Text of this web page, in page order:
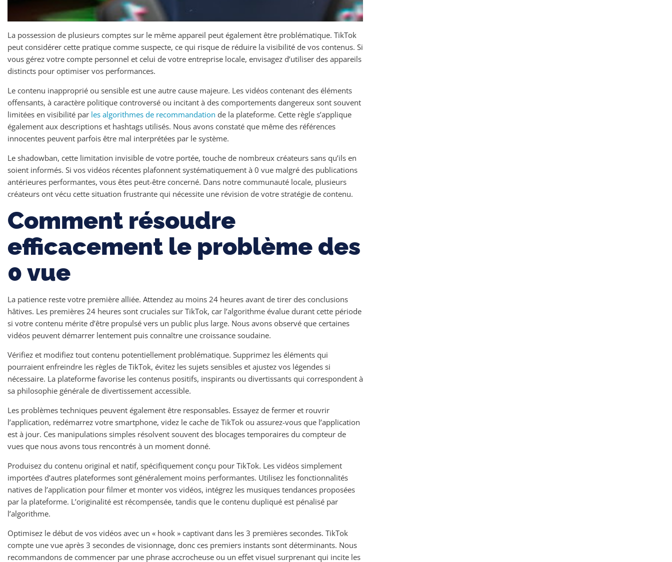
La possession de plusieurs comptes sur le même appareil peut également être problématique. TikTok
peut considérer cette pratique comme suspecte, ce qui risque de réduire la visibilité de vos contenus. Si
vous gérez votre compte personnel et celui de votre entreprise locale, envisagez d’utiliser des appareils
distincts pour optimiser vos performances.
Le contenu inapproprié ou sensible est une autre cause majeure. Les vidéos contenant des éléments
offensants, à caractère politique controversé ou incitant à des comportements dangereux sont souvent
limitées en visibilité par les algorithmes de recommandation de la plateforme. Cette règle s’applique
également aux descriptions et hashtags utilisés. Nous avons constaté que même des références
innocentes peuvent parfois être mal interprétées par le système.
Le shadowban, cette limitation invisible de votre portée, touche de nombreux créateurs sans qu’ils en
soient informés. Si vos vidéos récentes plafonnent systématiquement à 0 vue malgré des publications
antérieures performantes, vous êtes peut-être concerné. Dans notre communauté locale, plusieurs
créateurs ont vécu cette situation frustrante qui nécessite une révision de votre stratégie de contenu.
Comment résoudre
efficacement le problème des
0 vue
La patience reste votre première alliée. Attendez au moins 24 heures avant de tirer des conclusions
hâtives. Les premières 24 heures sont cruciales sur TikTok, car l’algorithme évalue durant cette période
si votre contenu mérite d’être propulsé vers un public plus large. Nous avons observé que certaines
vidéos peuvent démarrer lentement puis connaître une croissance soudaine.
Vérifiez et modifiez tout contenu potentiellement problématique. Supprimez les éléments qui
pourraient enfreindre les règles de TikTok, évitez les sujets sensibles et ajustez vos légendes si
nécessaire. La plateforme favorise les contenus positifs, inspirants ou divertissants qui correspondent à
sa philosophie générale de divertissement accessible.
Les problèmes techniques peuvent également être responsables. Essayez de fermer et rouvrir
l’application, redémarrez votre smartphone, videz le cache de TikTok ou assurez-vous que l’application
est à jour. Ces manipulations simples résolvent souvent des blocages temporaires du compteur de
vues que nous avons tous rencontrés à un moment donné.
Produisez du contenu original et natif, spécifiquement conçu pour TikTok. Les vidéos simplement
importées d’autres plateformes sont généralement moins performantes. Utilisez les fonctionnalités
natives de l’application pour filmer et monter vos vidéos, intégrez les musiques tendances proposées
par la plateforme. L’originalité est récompensée, tandis que le contenu dupliqué est pénalisé par
l’algorithme.
Optimisez le début de vos vidéos avec un « hook » captivant dans les 3 premières secondes. TikTok
compte une vue après 3 secondes de visionnage, donc ces premiers instants sont déterminants. Nous
recommandons de commencer par une phrase accrocheuse ou un effet visuel surprenant qui incite les